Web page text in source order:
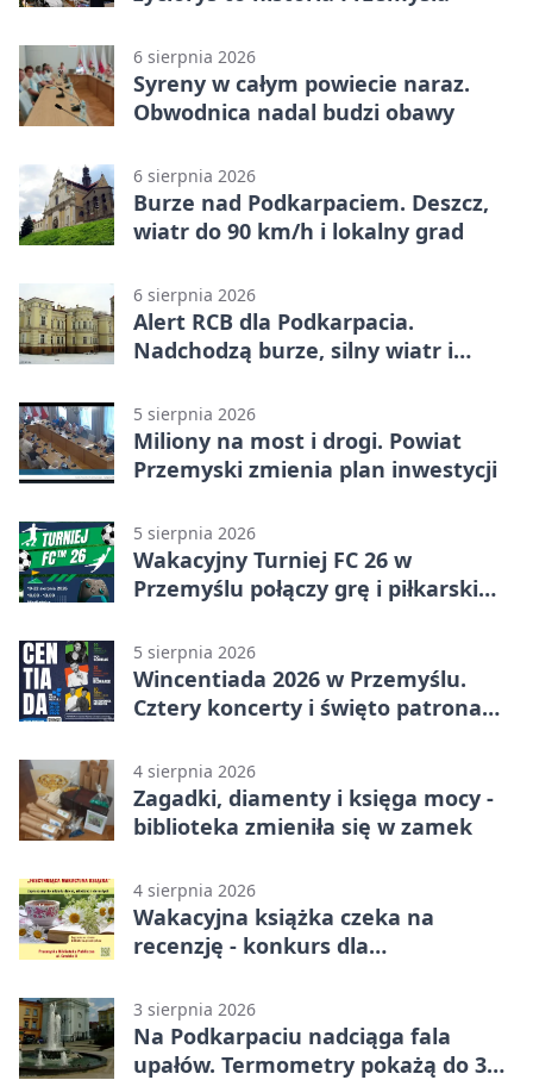
6 sierpnia 2026
Syreny w całym powiecie naraz.
Obwodnica nadal budzi obawy
6 sierpnia 2026
Burze nad Podkarpaciem. Deszcz,
wiatr do 90 km/h i lokalny grad
6 sierpnia 2026
Alert RCB dla Podkarpacia.
Nadchodzą burze, silny wiatr i
5 sierpnia 2026
Miliony na most i drogi. Powiat
Przemyski zmienia plan inwestycji
5 sierpnia 2026
Wakacyjny Turniej FC 26 w
Przemyślu połączy grę i piłkarski
5 sierpnia 2026
Wincentiada 2026 w Przemyślu.
Cztery koncerty i święto patrona
4 sierpnia 2026
Zagadki, diamenty i księga mocy -
biblioteka zmieniła się w zamek
4 sierpnia 2026
Wakacyjna książka czeka na
recenzję - konkurs dla
3 sierpnia 2026
Na Podkarpaciu nadciąga fala
upałów. Termometry pokażą do 36